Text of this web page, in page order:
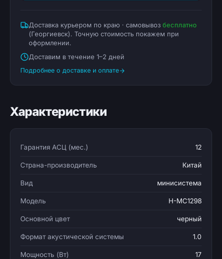
Доставка курьером по краю · самовывоз бесплатно
(Георгиевск). Точную стоимость покажем при
оформлении.
Доставим в течение 1–2 дней
Подробнее о доставке и оплате
Характеристики
Гарантия АСЦ (мес.) 12
Страна-производитель Китай
Вид минисистема
Модель H-MC1298
Основной цвет черный
Формат акустической системы 1.0
Мощность (Вт) 17